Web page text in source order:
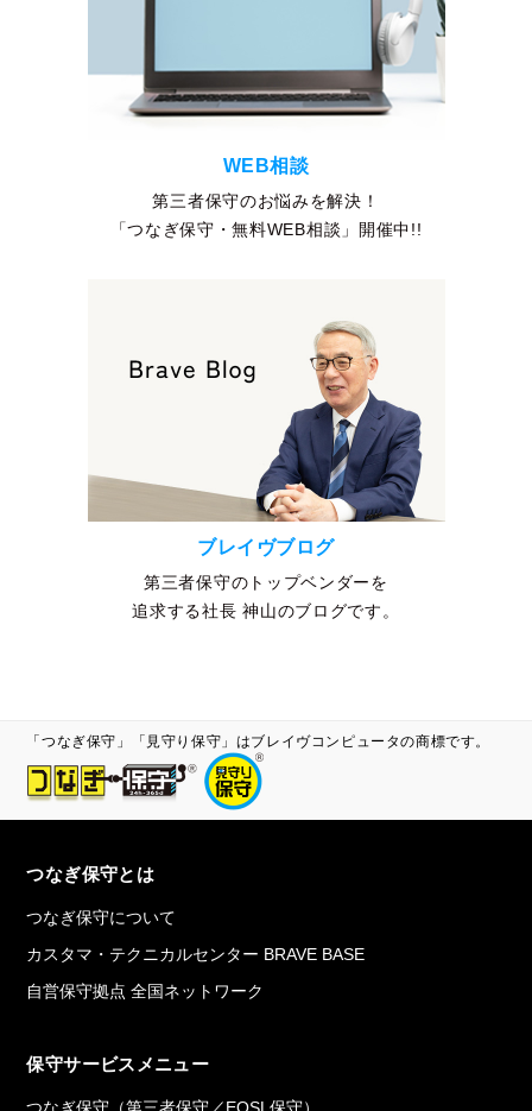
WEB相談
第三者保守のお悩みを解決！
「つなぎ保守・無料WEB相談」開催中!!
ブレイヴブログ
第三者保守のトップベンダーを
追求する社長 神山のブログです。
「つなぎ保守」「見守り保守」はブレイヴコンピュータの商標です。
つなぎ保守とは
つなぎ保守について
カスタマ・テクニカルセンター BRAVE BASE
自営保守拠点 全国ネットワーク
保守サービスメニュー
つなぎ保守（第三者保守／EOSL保守）